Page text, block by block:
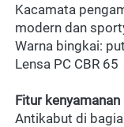
Kacamata
modern dan
Warna bingkai:
Lensa PC CBR 65
Fitur kenyamanan
Antikabut di